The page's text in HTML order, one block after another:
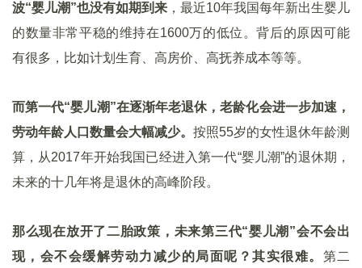
波“婴儿潮”也没有如期到来 ，最近10年我国每年新出生婴儿
的数量非常平稳的维持在1600万的低位。背后的原因可能
有很多，比如计划生育、高房价、高抚养成本等等。
而第一代“婴儿潮”在逐渐年老退休，老龄化会进一步加速，
劳动年龄人口数量会大幅减少。 按照55岁的女性退休年龄测
算，从2017年开始我国已经进入第一代“婴儿潮”的退休期，
未来的十几年将是退休的高峰阶段。
那么现在放开了二胎政策，未来第三代“婴儿潮”会不会出
现，会不会缓解劳动力减少的局面呢？其实很难。 第二